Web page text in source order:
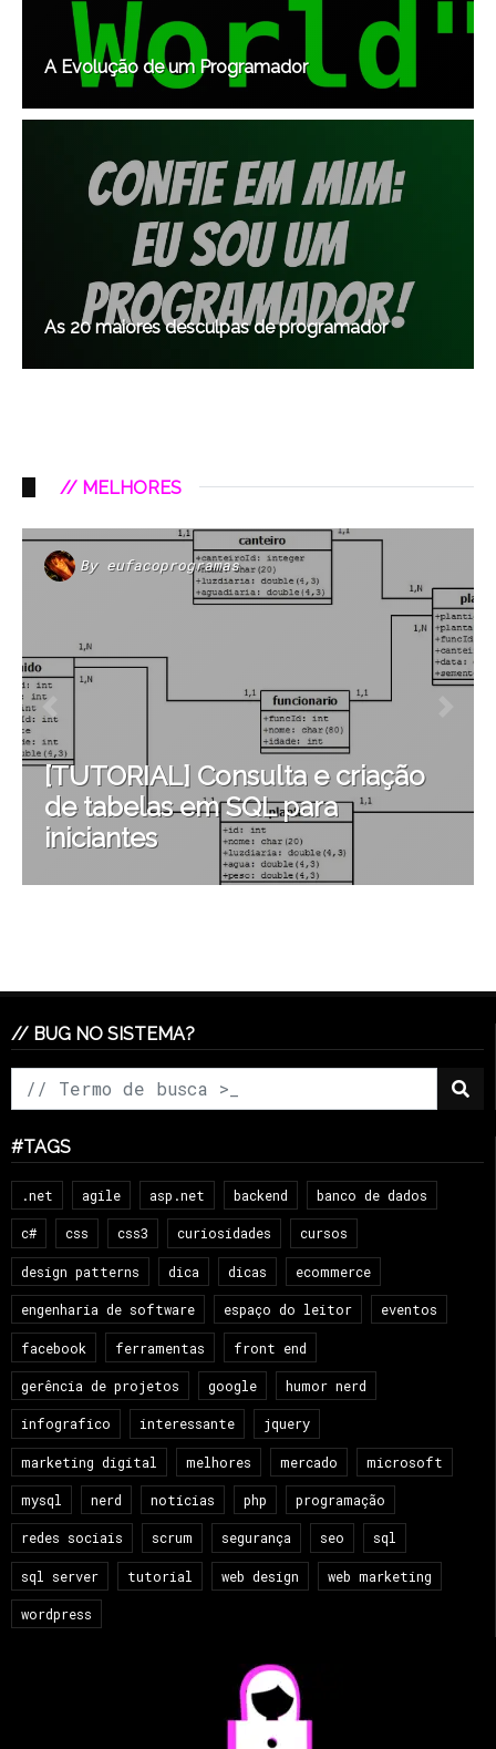
A Evolução de um Programador
As 20 maiores desculpas de programador
// MELHORES
By eufacoprogramas
[TUTORIAL] Consulta e criação
de tabelas em SQL para
iniciantes
// BUG NO SISTEMA?
#TAGS
.net agile asp.net backend banco de dados
c# css css3 curiosidades cursos
design patterns dica dicas ecommerce
engenharia de software espaço do leitor eventos
facebook ferramentas front end
gerência de projetos google humor nerd
infografico interessante jquery
marketing digital melhores mercado microsoft
mysql nerd notícias php programação
redes sociais scrum segurança seo sql
sql server tutorial web design web marketing
wordpress